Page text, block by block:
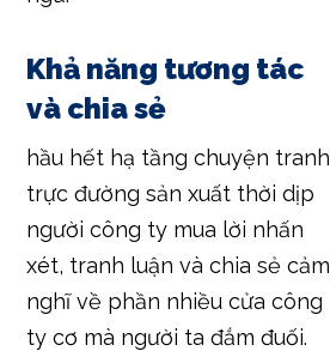
Khả năng tương tác
và chia sẻ
hầu hết hạ tầng chuyện tranh
trực đường sản xuất thời dịp
người công ty mua lời nhấn
xét, tranh luận và chia sẻ cảm
nghĩ về phần nhiều cửa công
ty cơ mà người ta đắm đuối.